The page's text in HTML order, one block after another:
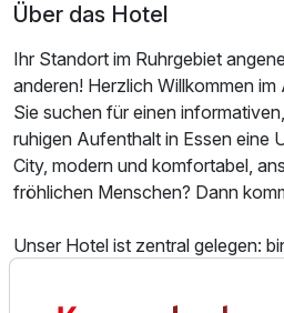
Über das Hotel
Ihr Standort im Ruhrgebiet
anderen! Herzlich Willkommen
Sie suchen für einen
ruhigen Aufenthalt in Essen eine
City, modern und komfortabel,
fröhlichen Menschen? Dann
Unser Hotel ist zentral gelegen: